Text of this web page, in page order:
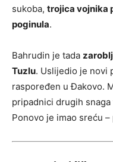
sukoba, trojica vojnika
poginula.
Bahrudin je tada
Tuzlu. Uslijedio je novi
raspoređen u Đakovo.
pripadnici drugih
Ponovo je imao sreću